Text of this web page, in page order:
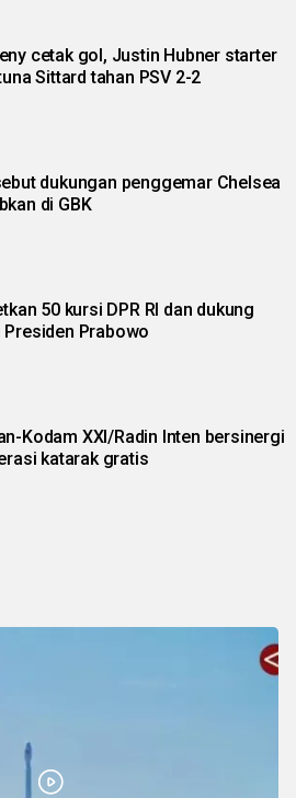
cetak gol, Justin Hubner starter
Sittard tahan PSV 2-2
dukungan penggemar Chelsea
di GBK
50 kursi DPR RI dan dukung
Prabowo
Kodam XXI/Radin Inten bersinergi
katarak gratis